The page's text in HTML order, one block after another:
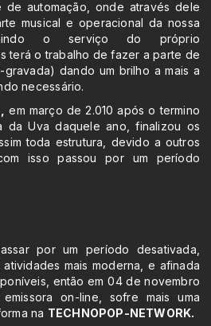
automação, onde através dele
musical e operacional da nossa
o serviço do próprio
terá o trabalho de fazer a parte de
dando um brilho a mais a
necessário.
em março de 2.010 após o termino
da Uva daquele ano, finalizou os
toda estrutura, devido a outros
isso passou por um período
por um período desativada,
atividades mais moderna, e afinada
então em 04 de novembro
on-line, sofre mais uma
na TECHNOPOP-NETWORK.